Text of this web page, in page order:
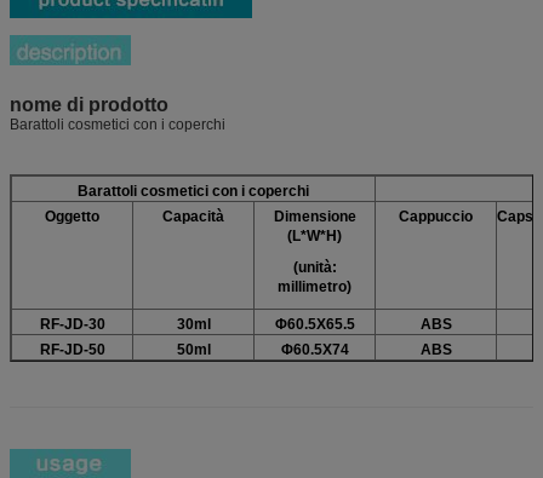
nome di prodotto
Barattoli cosmetici con i coperchi
Barattoli cosmetici con i coperchi
Oggetto
Capacità
Dimensione
(L*W*H)
(unità:
millimetro)
Cappuccio
RF-JD-30 30ml Φ60.5X65.5
ABS
RF-JD-50
50ml Φ60.5X74 ABS